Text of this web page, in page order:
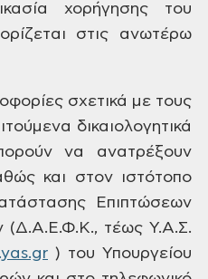
χορήγησης του
στις ανωτέρω
σχετικά με τους
δικαιολογητικά
να ανατρέξουν
και στον ιστότοπο
Επιπτώσεων
(Δ.Α.Ε.Φ.Κ., τέως Υ.Α.Σ.
) του Υπουργείου